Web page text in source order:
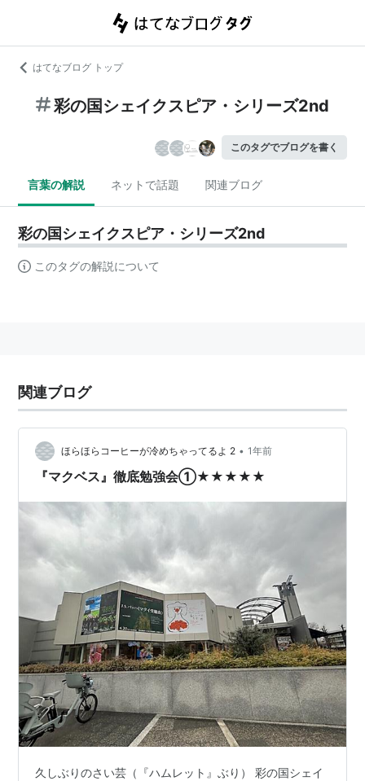
はてなブログ トップ
彩の国シェイクスピア・シリーズ2nd
このタグでブログを書く
言葉の解説 ネットで話題 関連ブログ
彩の国シェイクスピア・シリーズ2nd
このタグの解説について
関連ブログ
ほらほらコーヒーが冷めちゃってるよ 2 • 1年前
『マクベス』徹底勉強会①★★★★★
久しぶりのさい芸（『ハムレット』ぶり） 彩の国シェイ